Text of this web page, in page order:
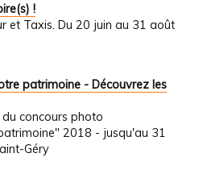
!
et Taxis. Du 20 juin au 31 août
patrimoine - Découvrez les
concours photo
2018 - jusqu'au 31
Géry